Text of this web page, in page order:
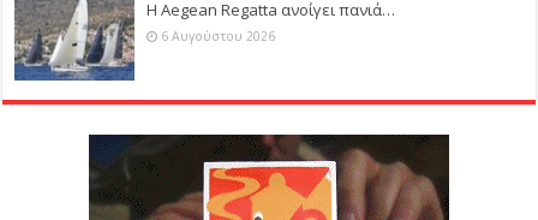
Η Aegean Regatta ανοίγει πανιά…
6 Αυγούστου 2026